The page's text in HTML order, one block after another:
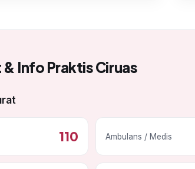
& Info Praktis Ciruas
110 Ambulans / Medis